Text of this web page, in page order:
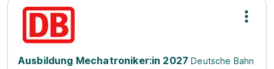
Ausbildung Mechatroniker:in 2027 Deutsche Bahn